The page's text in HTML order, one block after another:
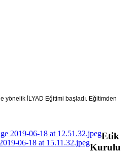
yönelik İLYAD Eğitimi başladı. Eğitimden
Etik
Kurulu